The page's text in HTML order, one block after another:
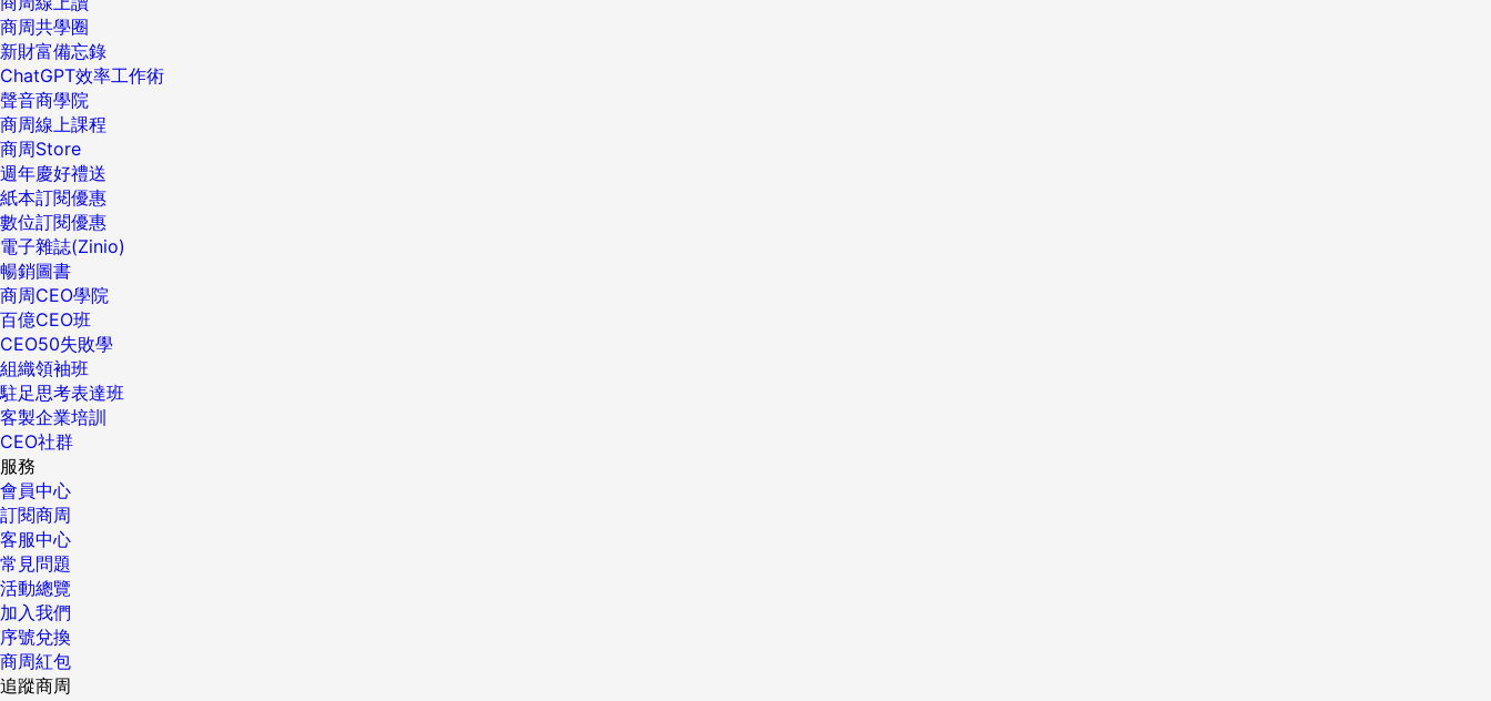
商周共學圈
新財富備忘錄
ChatGPT效率工作術
聲音商學院
商周線上課程
商周Store
週年慶好禮送
紙本訂閱優惠
數位訂閱優惠
電子雜誌(Zinio)
暢銷圖書
商周CEO學院
百億CEO班
CEO50失敗學
組織領袖班
駐足思考表達班
客製企業培訓
CEO社群
服務
會員中心
訂閱商周
客服中心
常見問題
活動總覽
加入我們
序號兌換
商周紅包
追蹤商周